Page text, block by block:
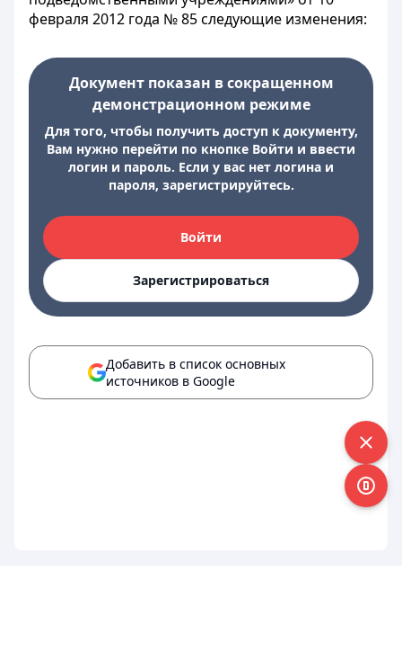
февраля 2012 года № 85 следующие изменения:
Документ показан в сокращенном
демонстрационном режиме
Для того, чтобы получить доступ к документу,
Вам нужно перейти по кнопке Войти и ввести
логин и пароль. Если у вас нет логина и
пароля, зарегистрируйтесь.
Войти
Зарегистрироваться
Добавить в список основных
источников в Google